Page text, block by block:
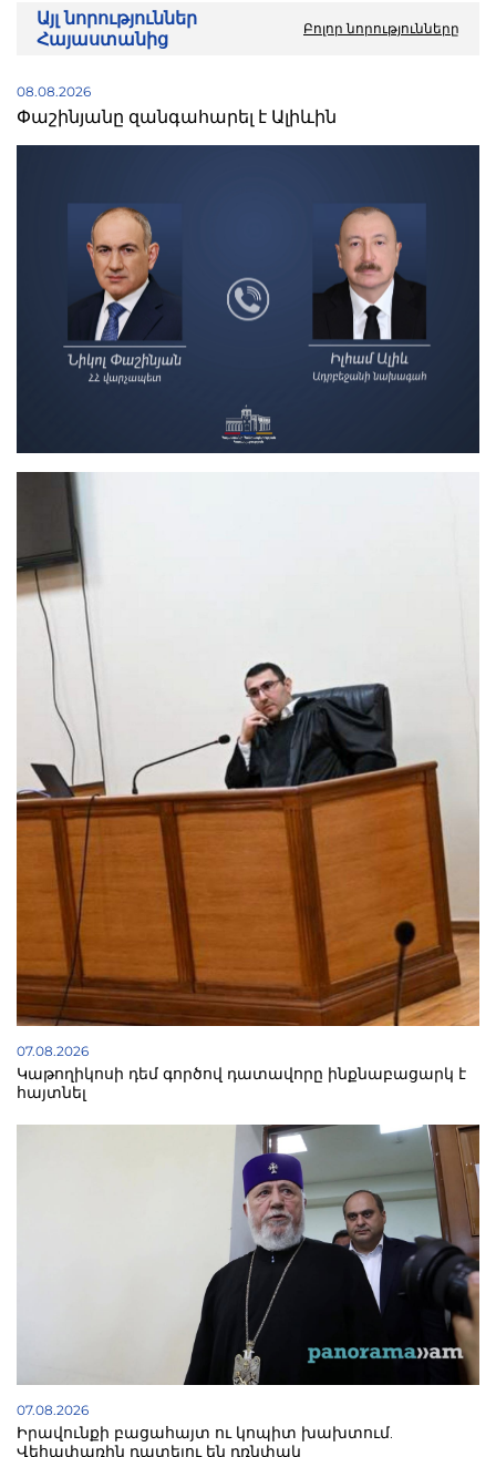
Այլ նորություններ
Հայաստանից
Բոլոր նորությունները
08.08.2026
Փաշինյանը զանգահարել է Ալիևին
07.08.2026
Կաթողիկոսի դեմ գործով դատավորը ինքնաբացարկ է
հայտնել
07.08.2026
Իրավունքի բացահայտ ու կոպիտ խախտում.
Վեհափառին դատելու են դռնփակ